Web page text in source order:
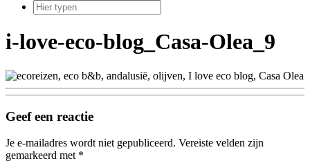
i-love-eco-blog_Casa-Olea_9
Geef een reactie
Je e-mailadres wordt niet gepubliceerd. Vereiste velden zijn
gemarkeerd met *